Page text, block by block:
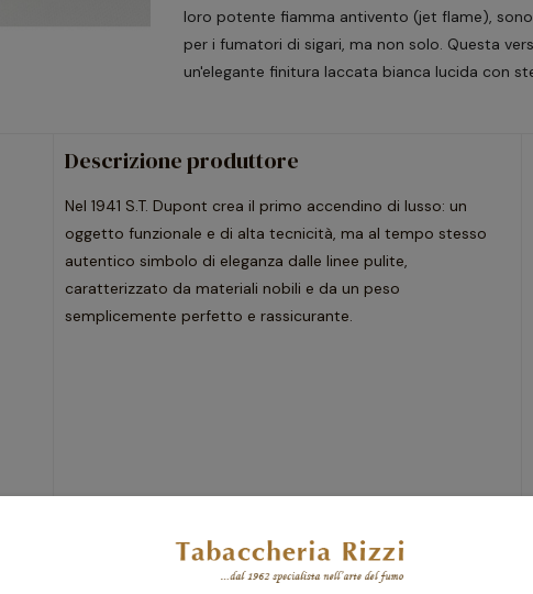
loro potente fiamma antivento (jet flame),
per i fumatori di sigari, ma non solo. Questa
un'elegante finitura laccata bianca lucida con
Descrizione produttore
Nel 1941 S.T. Dupont crea il primo accendino di lusso: un
oggetto funzionale e di alta tecnicità, ma al tempo stesso
autentico simbolo di eleganza dalle linee pulite,
caratterizzato da materiali nobili e da un peso
semplicemente perfetto e rassicurante.